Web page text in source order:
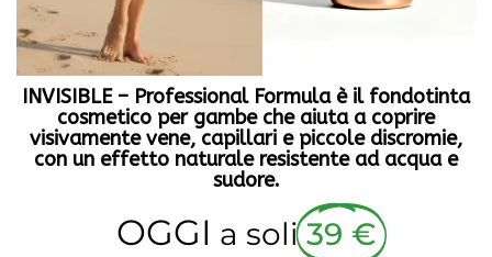
INVISIBLE – Professional Formula è il fondotinta
cosmetico per gambe che aiuta a coprire
visivamente vene, capillari e piccole discromie,
con un effetto naturale resistente ad acqua e
sudore.
OGGI a soli39 €